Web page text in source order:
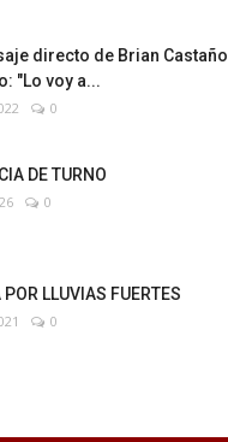
directo de Brian Castaño
"Lo voy a...
0
DE TURNO
0
POR LLUVIAS FUERTES
0